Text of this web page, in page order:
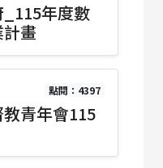
_115年度數
畫
點閱：4397
教青年會115